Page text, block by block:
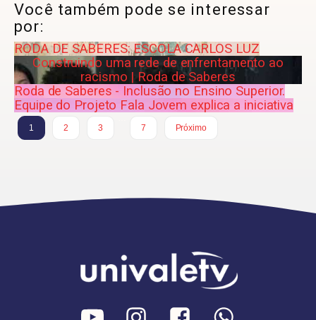
Você também pode se interessar
por:
RODA DE SABERES: ESCOLA CARLOS LUZ
Construindo uma rede de enfrentamento ao
racismo | Roda de Saberes
Roda de Saberes - Inclusão no Ensino Superior.
Equipe do Projeto Fala Jovem explica a iniciativa
1 2 3
7
Próximo